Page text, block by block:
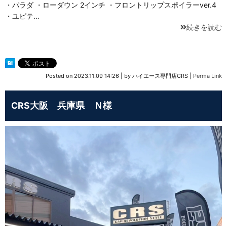
・パラダ ・ローダウン 2インチ ・フロントリップスポイラーver.4
・ユピテ…
続きを読む
Posted on 2023.11.09 14:26 by ハイエース専門店CRS Perma Link
CRS大阪 兵庫県 Ｎ様